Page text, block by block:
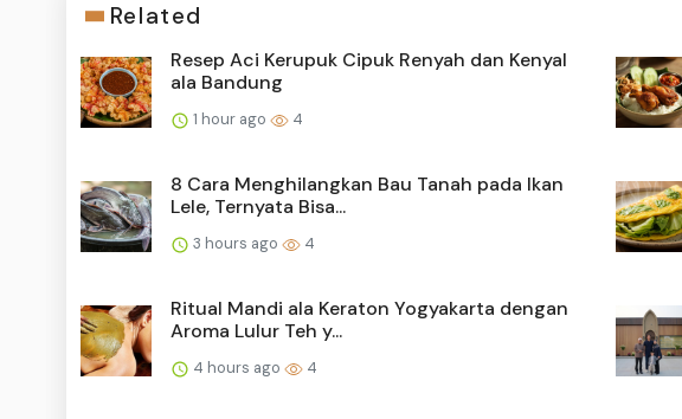
Related
Resep Aci Kerupuk Cipuk Renyah dan Kenyal
ala Bandung
1 hour ago 4
8 Cara Menghilangkan Bau Tanah pada Ikan
Lele, Ternyata Bisa...
3 hours ago 4
Ritual Mandi ala Keraton Yogyakarta dengan
Aroma Lulur Teh y...
4 hours ago 4